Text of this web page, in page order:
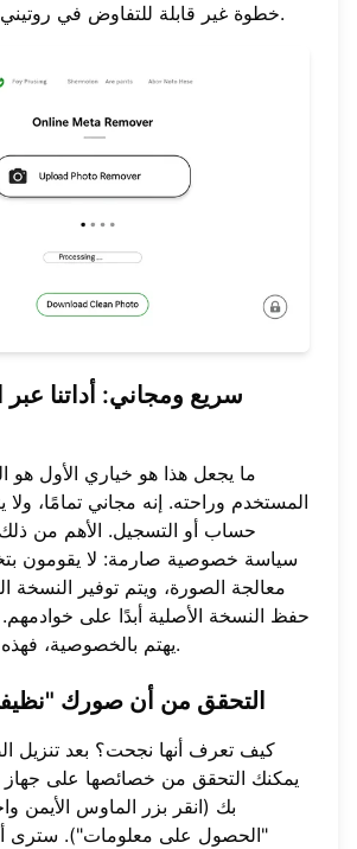
خطوة غير قابلة للتفاوض في روتيني لمشاركة الصور.
سريع ومجاني: أداتنا عبر
ما يجعل هذا هو خياري الأول هو
المستخدم وراحته. إنه مجاني تمامًا، ولا
حساب أو التسجيل. الأهم من
سياسة خصوصية صارمة: لا يقومون
معالجة الصورة، ويتم توفير النسخة
حفظ النسخة الأصلية أبدًا على خوادمهم.
يهتم بالخصوصية، فهذه هي الميزة الأهم.
التحقق من أن صورك "
كيف تعرف أنها نجحت؟ بعد تنزيل
يمكنك التحقق من خصائصها على جهاز
بك (انقر بزر الماوس الأيمن
"الحصول على معلومات"). سترى